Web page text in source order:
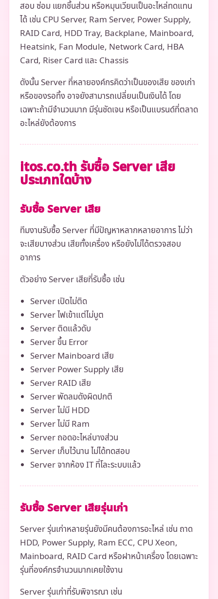
สอบ ซ่อม แยกชิ้นส่วน หรือหมุนเวียนเป็นอะไหล่ทดแทน
ได้ เช่น CPU Server, Ram Server, Power Supply,
RAID Card, HDD Tray, Backplane, Mainboard,
Heatsink, Fan Module, Network Card, HBA
Card, Riser Card และ Chassis
ดังนั้น Server ที่หลายองค์กรคิดว่าเป็นของเสีย ของเก่า
หรือของรอทิ้ง อาจยังสามารถเปลี่ยนเป็นเงินได้ โดย
เฉพาะถ้ามีจำนวนมาก มีรุ่นชัดเจน หรือเป็นแบรนด์ที่ตลาด
อะไหล่ยังต้องการ
itos.co.th รับซื้อ Server เสีย
ประเภทใดบ้าง
รับซื้อ Server เสีย
ทีมงานรับซื้อ Server ที่มีปัญหาหลากหลายอาการ ไม่ว่า
จะเสียบางส่วน เสียทั้งเครื่อง หรือยังไม่ได้ตรวจสอบ
อาการ
ตัวอย่าง Server เสียที่รับซื้อ เช่น
Server เปิดไม่ติด
Server ไฟเข้าแต่ไม่บูต
Server ติดแล้วดับ
Server ขึ้น Error
Server Mainboard เสีย
Server Power Supply เสีย
Server RAID เสีย
Server พัดลมดังผิดปกติ
Server ไม่มี HDD
Server ไม่มี Ram
Server ถอดอะไหล่บางส่วน
Server เก็บไว้นาน ไม่ได้ทดสอบ
Server จากห้อง IT ที่โละระบบแล้ว
รับซื้อ Server เสียรุ่นเก่า
Server รุ่นเก่าหลายรุ่นยังมีคนต้องการอะไหล่ เช่น ถาด
HDD, Power Supply, Ram ECC, CPU Xeon,
Mainboard, RAID Card หรือฝาหน้าเครื่อง โดยเฉพาะ
รุ่นที่องค์กรจำนวนมากเคยใช้งาน
Server รุ่นเก่าที่รับพิจารณา เช่น